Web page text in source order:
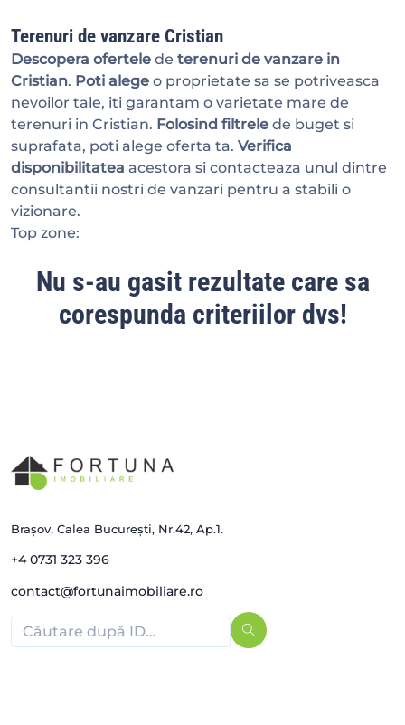
Terenuri de vanzare Cristian
Descopera ofertele de terenuri de vanzare in
Cristian. Poti alege o proprietate sa se potriveasca
nevoilor tale, iti garantam o varietate mare de
terenuri in Cristian. Folosind filtrele de buget si
suprafata, poti alege oferta ta. Verifica
disponibilitatea acestora si contacteaza unul dintre
consultantii nostri de vanzari pentru a stabili o
vizionare.
Top zone:
Nu s-au gasit rezultate care sa
corespunda criteriilor dvs!
Brașov, Calea București, Nr.42, Ap.1.
+4 0731 323 396
contact@fortunaimobiliare.ro